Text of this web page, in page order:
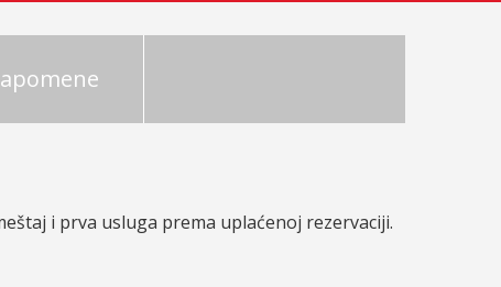
i prva usluga prema uplaćenoj rezervaciji.